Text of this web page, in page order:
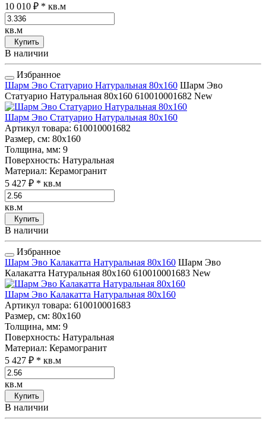
10 010 ₽ * кв.м
кв.м
Купить
В наличии
Избранное
Шарм Эво Статуарио Натуральная 80x160 Шарм Эво
Статуарио Натуральная 80x160 610010001682 New
Шарм Эво Статуарио Натуральная 80x160
Артикул товара: 610010001682
Размер, см: 80x160
Толщина, мм: 9
Поверхность: Натуральная
Материал: Керамогранит
5 427 ₽ * кв.м
кв.м
Купить
В наличии
Избранное
Шарм Эво Калакатта Натуральная 80x160 Шарм Эво
Калакатта Натуральная 80x160 610010001683 New
Шарм Эво Калакатта Натуральная 80x160
Артикул товара: 610010001683
Размер, см: 80x160
Толщина, мм: 9
Поверхность: Натуральная
Материал: Керамогранит
5 427 ₽ * кв.м
кв.м
Купить
В наличии